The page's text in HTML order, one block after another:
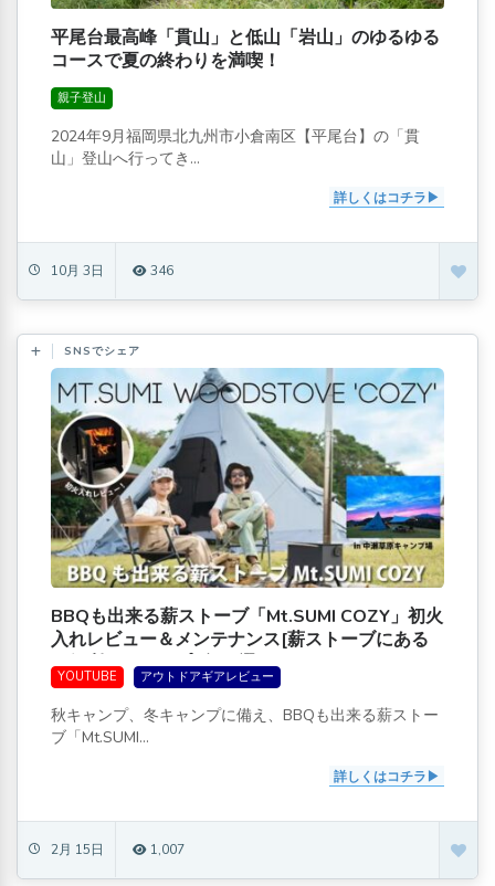
平尾台最高峰「貫山」と低山「岩山」のゆるゆる
コースで夏の終わりを満喫！
親子登山
2024年9月福岡県北九州市小倉南区【平尾台】の「貫
山」登山へ行ってき...
詳しくはコチラ
10月 3日 346
SNSでシェア
BBQも出来る薪ストーブ「Mt.SUMI COZY」初火
入れレビュー＆メンテナンス[薪ストーブにある
と便利なキャンプギア4選]
YOUTUBE アウトドアギアレビュー
秋キャンプ、冬キャンプに備え、BBQも出来る薪ストー
ブ「Mt.SUMI...
詳しくはコチラ
2月 15日 1,007